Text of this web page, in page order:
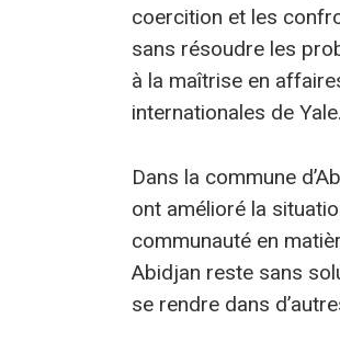
coercition et les
sans résoudre les
à la maîtrise en
internationales de Yale.
Dans la commune
ont amélioré la
communauté en
Abidjan reste sans
se rendre dans